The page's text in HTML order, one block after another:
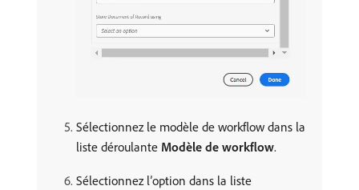
Sélectionnez le modèle de workflow dans la
liste déroulante Modèle de workflow.
Sélectionnez l’option dans la liste